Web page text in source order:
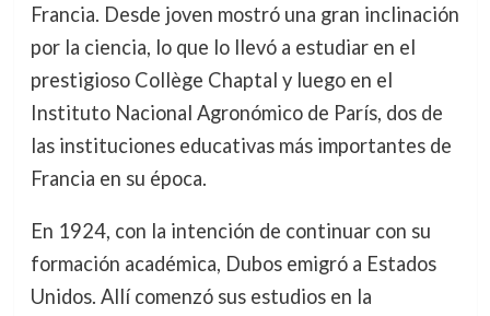
Francia. Desde joven mostró una gran inclinación
por la ciencia, lo que lo llevó a estudiar en el
prestigioso Collège Chaptal y luego en el
Instituto Nacional Agronómico de París, dos de
las instituciones educativas más importantes de
Francia en su época.
En 1924, con la intención de continuar con su
formación académica, Dubos emigró a Estados
Unidos. Allí comenzó sus estudios en la